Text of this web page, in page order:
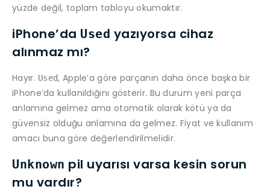
yüzde değil, toplam tabloyu okumaktır.
iPhone’da Used yazıyorsa cihaz
alınmaz mı?
Hayır. Used, Apple’a göre parçanın daha önce başka bir
iPhone’da kullanıldığını gösterir. Bu durum yeni parça
anlamına gelmez ama otomatik olarak kötü ya da
güvensiz olduğu anlamına da gelmez. Fiyat ve kullanım
amacı buna göre değerlendirilmelidir.
Unknown pil uyarısı varsa kesin sorun
mu vardır?